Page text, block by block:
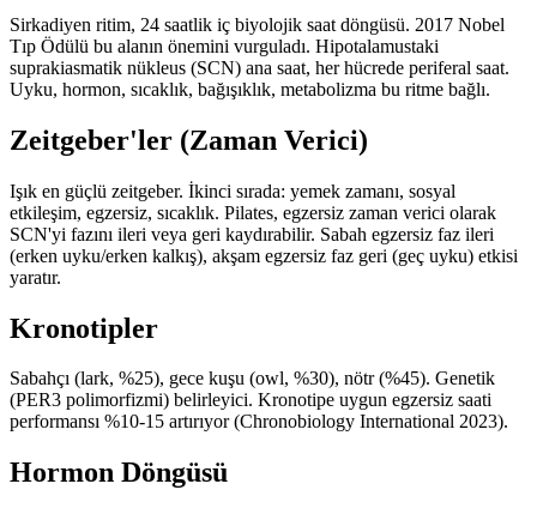
Sirkadiyen ritim, 24 saatlik iç biyolojik saat döngüsü. 2017 Nobel
Tıp Ödülü bu alanın önemini vurguladı. Hipotalamustaki
suprakiasmatik nükleus (SCN) ana saat, her hücrede periferal saat.
Uyku, hormon, sıcaklık, bağışıklık, metabolizma bu ritme bağlı.
Zeitgeber'ler (Zaman Verici)
Işık en güçlü zeitgeber. İkinci sırada: yemek zamanı, sosyal
etkileşim, egzersiz, sıcaklık. Pilates, egzersiz zaman verici olarak
SCN'yi fazını ileri veya geri kaydırabilir. Sabah egzersiz faz ileri
(erken uyku/erken kalkış), akşam egzersiz faz geri (geç uyku) etkisi
yaratır.
Kronotipler
Sabahçı (lark, %25), gece kuşu (owl, %30), nötr (%45). Genetik
(PER3 polimorfizmi) belirleyici. Kronotipe uygun egzersiz saati
performansı %10-15 artırıyor (Chronobiology International 2023).
Hormon Döngüsü